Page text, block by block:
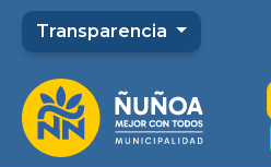
Transparencia